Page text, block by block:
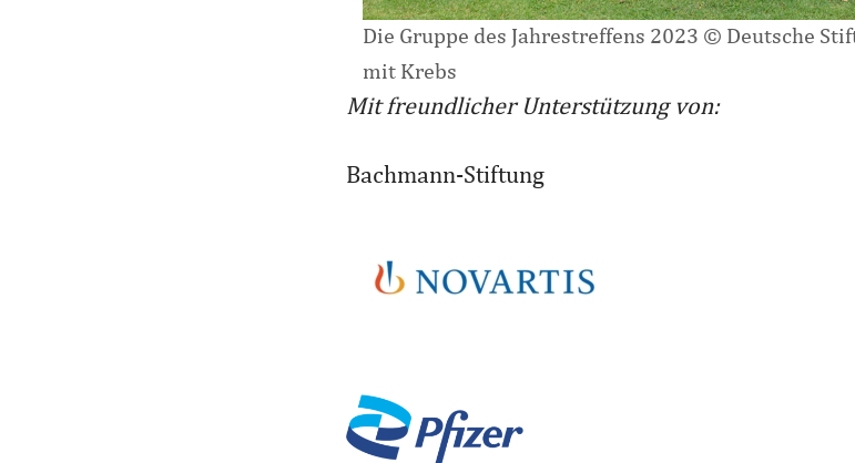
Die Gruppe des Jahrestreffens 2023 © Deutsche
mit Krebs
Mit freundlicher Unterstützung von:
Bachmann-Stiftung